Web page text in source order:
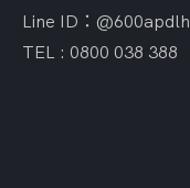
Line ID：@600apdlh
TEL : 0800 038 388